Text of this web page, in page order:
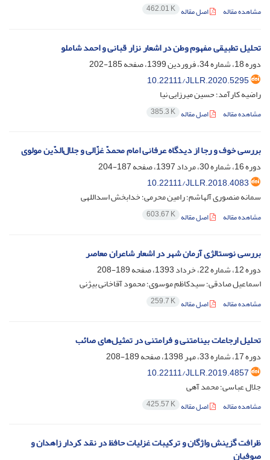
مشاهده مقاله اصل مقاله 462.01 K
تحلیل تطبیقی مفهوم وطن در اشعار نزار قبانی و احمد شاملو
دوره 18، شماره 34، فروردین 1399، صفحه
185-202
10.22111/JLLR.2020.5295
راضیه کارآمد؛ حسین میرزایی نیا
مشاهده مقاله اصل مقاله 385.3 K
بررسی خوف و رجا از دیدگاه عرفانی امام محمدّ غزّالی و جلال‌الدّین مولوی
دوره 16، شماره 30، مرداد 1397، صفحه
187-204
10.22111/JLLR.2018.4083
سمانه منصوری آلهاشم؛ رامین محرمی؛ خدابخش اسداللهی
مشاهده مقاله اصل مقاله 603.67 K
بررسی نوستالژی آرمان شهر در اشعار شاعران معاصر
دوره 12، شماره 22، خرداد 1393، صفحه
189-208
اسماعیل صادقی؛ سیدکاظم موسوی؛ محمود آقاخانی بیژنی
مشاهده مقاله اصل مقاله 259.7 K
تحلیل ارجاعات بینامتنی و فرامتنی در تمثیل‌های صائب
دوره 17، شماره 33، مهر 1398، صفحه
189-208
10.22111/JLLR.2019.4857
جلال عباسی؛ محمد آهی
مشاهده مقاله اصل مقاله 425.57 K
ظرافت گزینش واژگان و ترکیبات غزلیات حافظ در نقد کردار زاهدان و
صوفیان